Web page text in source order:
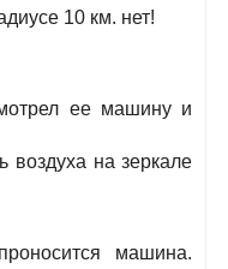
10 км. нет!
ее машину и
воздуха на зеркале
машина.